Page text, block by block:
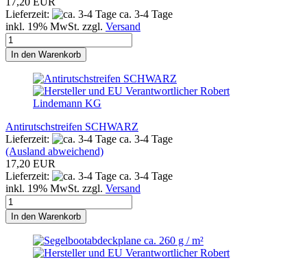
Lieferzeit:
ca. 3-4 Tage
inkl. 19% MwSt. zzgl. Versand
In den Warenkorb
Antirutschstreifen SCHWARZ
Lieferzeit:
ca. 3-4 Tage
(Ausland abweichend)
17,20 EUR
Lieferzeit:
ca. 3-4 Tage
inkl. 19% MwSt. zzgl. Versand
In den Warenkorb